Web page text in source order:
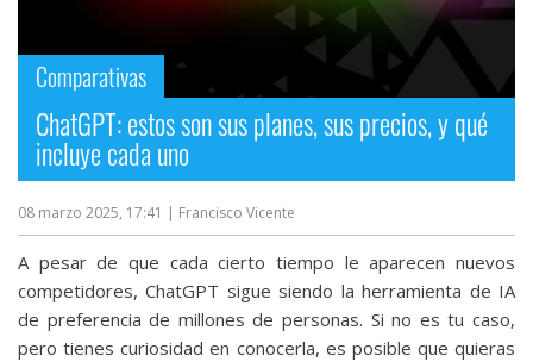
Comparativas
ChatGPT: estos son sus planes, sus precios, y qué
incluye cada uno
08 marzo 2025, 17:41 | Francisco Vicente
A pesar de que cada cierto tiempo le aparecen nuevos
competidores, ChatGPT sigue siendo la herramienta de IA
de preferencia de millones de personas. Si no es tu caso,
pero tienes curiosidad en conocerla, es posible que quieras